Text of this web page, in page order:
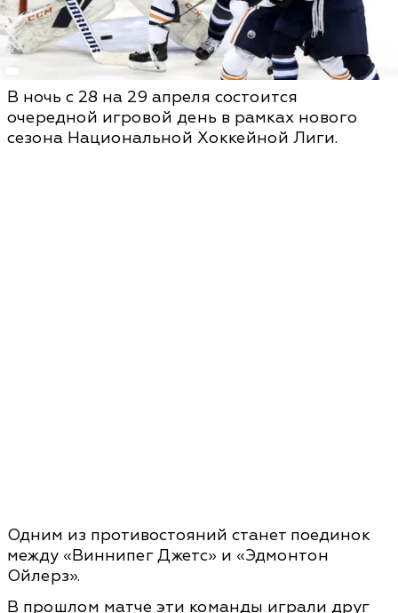
В ночь с 28 на 29 апреля состоится
очередной игровой день в рамках нового
сезона Национальной Хоккейной Лиги.
Одним из противостояний станет поединок
между «Виннипег Джетс» и «Эдмонтон
Ойлерз».
В прошлом матче эти команды играли друг